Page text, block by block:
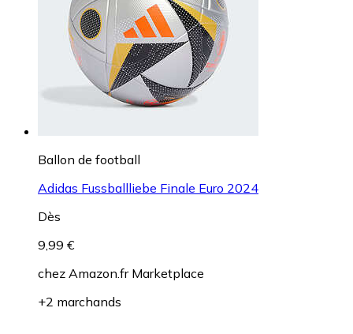
Ballon de football
Adidas Fussballliebe Finale Euro 2024
Dès
9,99 €
chez Amazon.fr Marketplace
+2 marchands